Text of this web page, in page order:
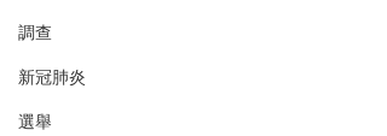
調查
新冠肺炎
選舉